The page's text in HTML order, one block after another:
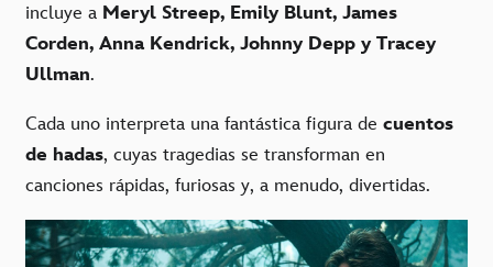
incluye a Meryl Streep, Emily Blunt, James
Corden, Anna Kendrick, Johnny Depp y Tracey
Ullman.
Cada uno interpreta una fantástica figura de cuentos
de hadas, cuyas tragedias se transforman en
canciones rápidas, furiosas y, a menudo, divertidas.